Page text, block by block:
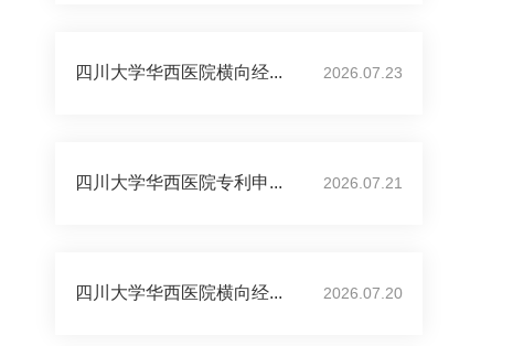
四川大学华西医院横向经... 2026.07.23
四川大学华西医院专利申... 2026.07.21
四川大学华西医院横向经... 2026.07.20